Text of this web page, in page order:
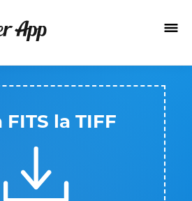
FITS la TIFF